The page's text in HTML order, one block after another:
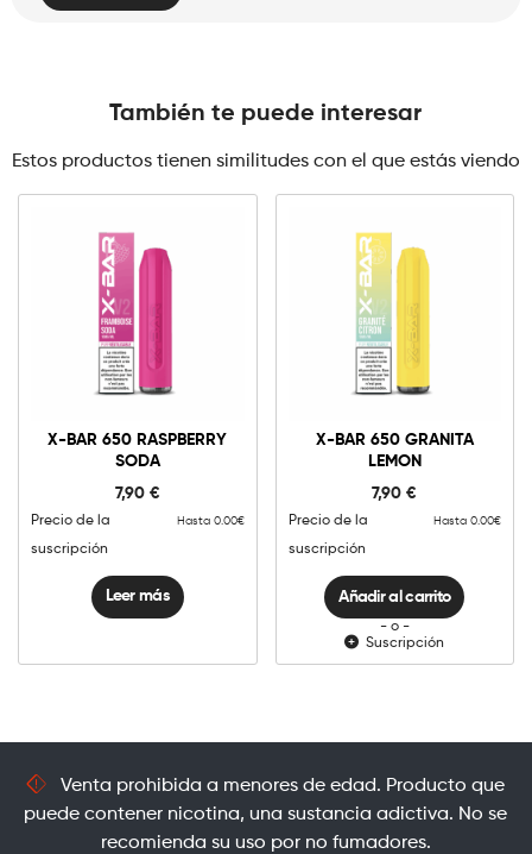
También te puede interesar
Estos productos tienen similitudes con el que estás viendo
X-BAR 650 RASPBERRY
SODA
7,90 €
Precio de la
suscripción
Hasta 0.00€
Leer más
X-BAR 650 GRANITA
LEMON
7,90€
Precio de la
suscripción
Hasta 0.00€
0mg 10mg
Bar
Granita
cantidad
Añadir al carrito
Añadir al carrito
- o -
Suscripción
Venta prohibida a menores de edad. Producto que
puede contener nicotina, una sustancia adictiva. No se
recomienda su uso por no fumadores.